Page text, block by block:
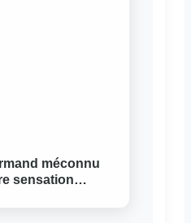
méconnu
sensation…